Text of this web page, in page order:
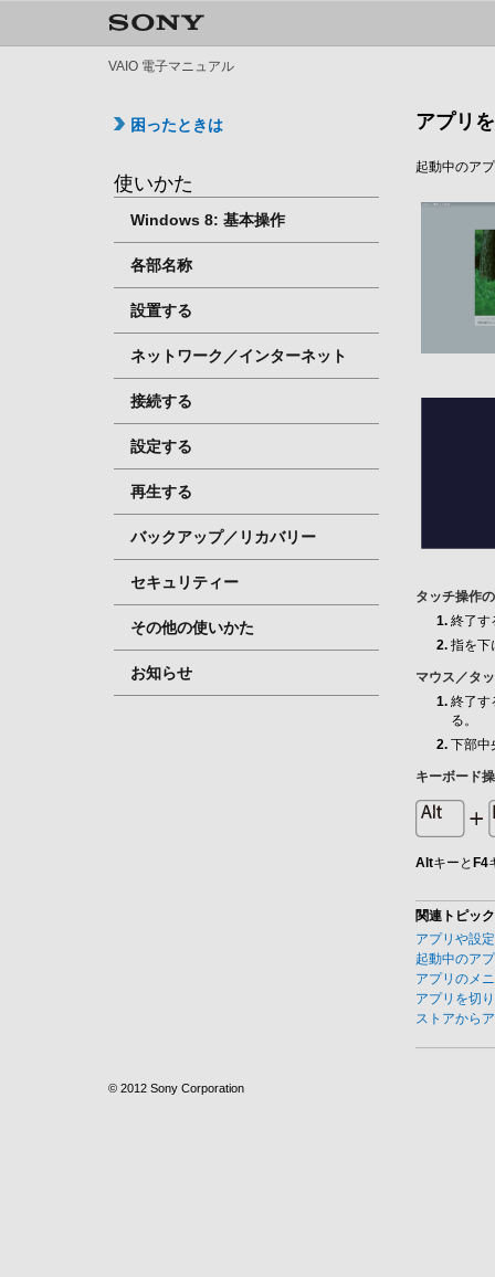
VAIO 電子マニュアル
困ったときは
使いかた
Windows 8: 基本操作
各部名称
設置する
ネットワーク／インターネット
接続する
設定する
再生する
バックアップ／リカバリー
セキュリティー
その他の使いかた
お知らせ
アプリ
起動中のア
タッチ操作
終了す
指を下
マウス／タ
終了す
る。
下部中
キーボード
Altキーと F4
関連トピック
アプリや設
起動中のア
アプリのメ
アプリを切
ストアから
© 2012 Sony Corporation